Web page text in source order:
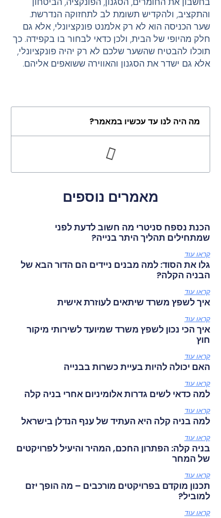
והתקציב, ולהקדיש תשומת לב לתחזוקה הנדרשת.
שער הכניסה הוא לא רק אלמנט פונקציונלי, אלא גם
חלק מהיופי של הבית, ולכן כדאי לבחור בו בקפידה. כך
תוכלו להבטיח שהשער שלכם לא רק יהיה פונקציונלי,
אלא גם ישדר את הסגנון והאווירה ששואפים אליהם.
מה היה לנו עד עכשיו במאמר?
מאמרים נוספים
הכנת נספח סניטרי מה חשוב לדעת לפני
שמתחילים תהליך היתר בנייה?
קראו עוד
גלו את הסוד: למה מבנים ניידים הם הדור הבא של
הבניה הקלה?
קראו עוד
איך לשפץ משרד שיתאים לעוזרת אישית
קראו עוד
איך הכי נכון לשפץ משרד שמיועד לשירותי מיקור
חוץ
קראו עוד
האם יכולה להיות בעיית כשרות בבנייה
קראו עוד
למה כדאי לשים גדרות אלומיניום אחרי בניה קלה
קראו עוד
למה בניה קלה היא העתיד של ענף הנדלן בישראל
קראו עוד
בניה קלה: הפתרון החכם, המהיר והיעיל לפרויקטים
של המחר
קראו עוד
תכנון מוקדם בפרויקטים מורכבים – מה הופך יזם
למוביל?
קראו עוד